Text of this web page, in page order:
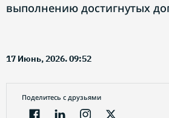
выполнению достигнутых
17 Июнь, 2026. 09:52
Поделитесь с друзьями